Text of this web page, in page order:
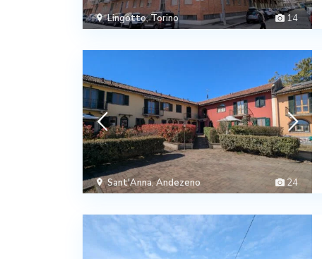
14
Lingotto,Torino
24
Sant'Anna,Andezeno